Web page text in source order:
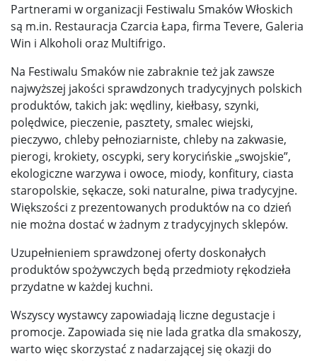
Partnerami w organizacji Festiwalu Smaków Włoskich
są m.in. Restauracja Czarcia Łapa, firma Tevere, Galeria
Win i Alkoholi oraz Multifrigo.
Na Festiwalu Smaków nie zabraknie też jak zawsze
najwyższej jakości sprawdzonych tradycyjnych polskich
produktów, takich jak: wędliny, kiełbasy, szynki,
polędwice, pieczenie, pasztety, smalec wiejski,
pieczywo, chleby pełnoziarniste, chleby na zakwasie,
pierogi, krokiety, oscypki, sery korycińskie „swojskie”,
ekologiczne warzywa i owoce, miody, konfitury, ciasta
staropolskie, sękacze, soki naturalne, piwa tradycyjne.
Większości z prezentowanych produktów na co dzień
nie można dostać w żadnym z tradycyjnych sklepów.
Uzupełnieniem sprawdzonej oferty doskonałych
produktów spożywczych będą przedmioty rękodzieła
przydatne w każdej kuchni.
Wszyscy wystawcy zapowiadają liczne degustacje i
promocje. Zapowiada się nie lada gratka dla smakoszy,
warto więc skorzystać z nadarzającej się okazji do